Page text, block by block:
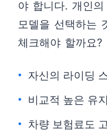
야 합니다. 개인
모델을 선택하는
체크해야 할까요?
자신의 라이딩
비교적 높은 유
차량 보험료도